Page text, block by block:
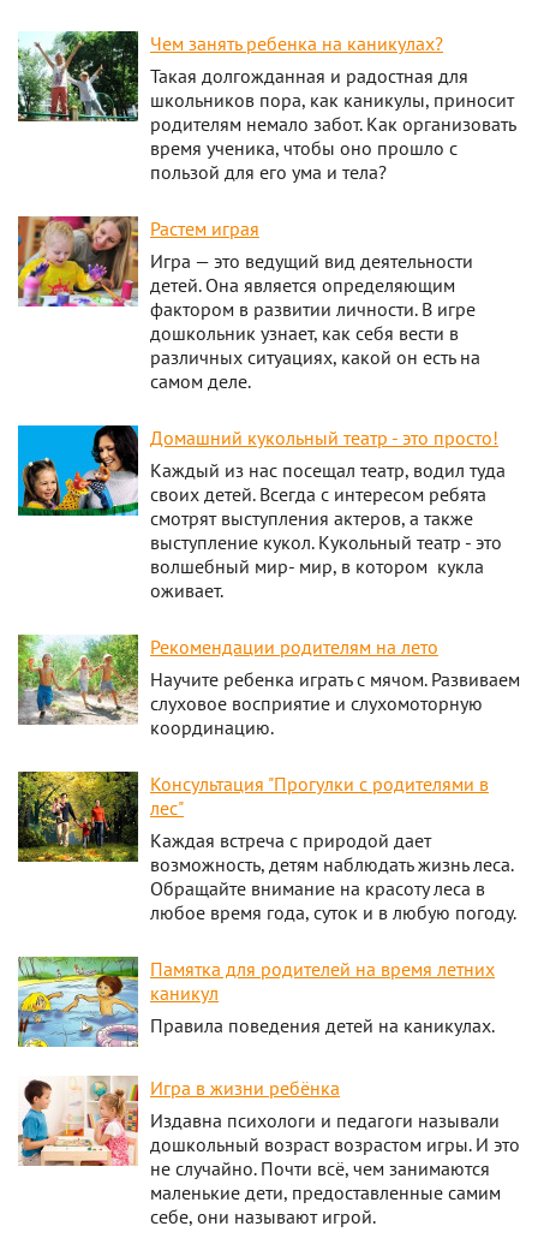
Чем занять ребенка на каникулах?
Такая долгожданная и радостная для
школьников пора, как каникулы, приносит
родителям немало забот. Как организовать
время ученика, чтобы оно прошло с
пользой для его ума и тела?
Растем играя
Игра — это ведущий вид деятельности
детей. Она является определяющим
фактором в развитии личности. В игре
дошкольник узнает, как себя вести в
различных ситуациях, какой он есть на
самом деле.
Домашний кукольный театр - это просто!
Каждый из нас посещал театр, водил туда
своих детей. Всегда с интересом ребята
смотрят выступления актеров, а также
выступление кукол. Кукольный театр - это
волшебный мир- мир, в котором кукла
оживает.
Рекомендации родителям на лето
Научите ребенка играть с мячом. Развиваем
слуховое восприятие и слухомоторную
координацию.
Консультация "Прогулки с родителями в
лес"
Каждая встреча с природой дает
возможность, детям наблюдать жизнь леса.
Обращайте внимание на красоту леса в
любое время года, суток и в любую погоду.
Памятка для родителей на время летних
каникул
Правила поведения детей на каникулах.
Игра в жизни ребёнка
Издавна психологи и педагоги называли
дошкольный возраст возрастом игры. И это
не случайно. Почти всё, чем занимаются
маленькие дети, предоставленные самим
себе, они называют игрой.